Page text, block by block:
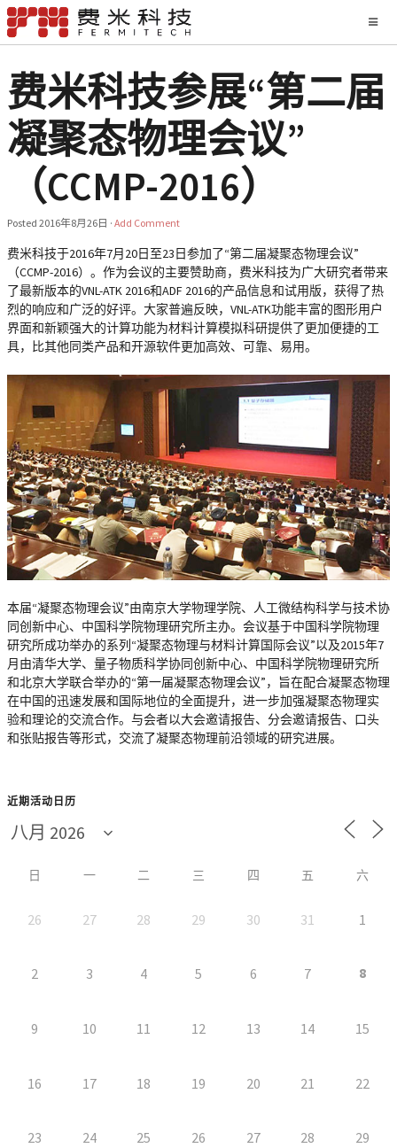
费米科技参展“第二届
凝聚态物理会议”
（CCMP-2016）
Posted 2016年8月26日 · Add Comment
费米科技于2016年7月20日至23日参加了“第二届凝聚态物理会议”
（CCMP-2016）。作为会议的主要赞助商，费米科技为广大研究者带来
了最新版本的VNL-ATK 2016和ADF 2016的产品信息和试用版，获得了热
烈的响应和广泛的好评。大家普遍反映，VNL-ATK功能丰富的图形用户
界面和新颖强大的计算功能为材料计算模拟科研提供了更加便捷的工
具，比其他同类产品和开源软件更加高效、可靠、易用。
本届“凝聚态物理会议”由南京大学物理学院、人工微结构科学与技术协
同创新中心、中国科学院物理研究所主办。会议基于中国科学院物理
研究所成功举办的系列“凝聚态物理与材料计算国际会议”以及2015年7
月由清华大学、量子物质科学协同创新中心、中国科学院物理研究所
和北京大学联合举办的“第一届凝聚态物理会议”，旨在配合凝聚态物理
在中国的迅速发展和国际地位的全面提升，进一步加强凝聚态物理实
验和理论的交流合作。与会者以大会邀请报告、分会邀请报告、口头
和张贴报告等形式，交流了凝聚态物理前沿领域的研究进展。
近期活动日历
日 一 二 三 四 五 六
26 27 28 29 30 31 1
2 3 4 5 6 7 8
9 10 11 12 13 14 15
16 17 18 19 20 21 22
23 24 25 26 27 28 29